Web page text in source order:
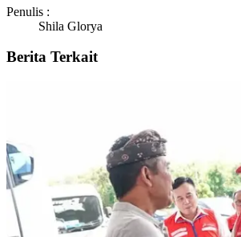
Penulis :
Shila Glorya
Berita Terkait